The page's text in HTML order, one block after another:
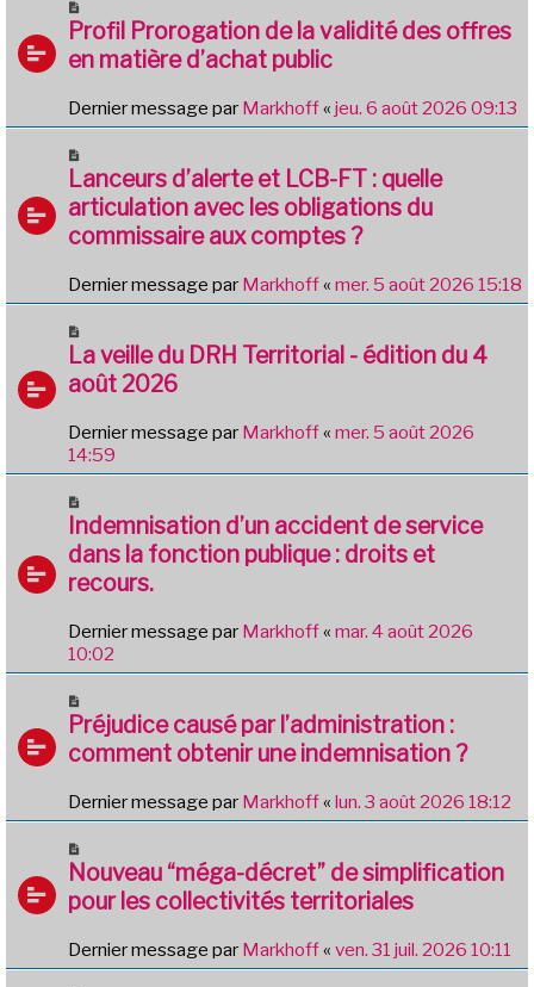
Profil Prorogation de la validité des offres
en matière d’achat public
Dernier message par Markhoff« jeu. 6 août 2026 09:13
Lanceurs d’alerte et LCB-FT : quelle
articulation avec les obligations du
commissaire aux comptes ?
Dernier message par Markhoff« mer. 5 août 2026 15:18
La veille du DRH Territorial - édition du 4
août 2026
Dernier message par Markhoff« mer. 5 août 2026
14:59
Indemnisation d’un accident de service
dans la fonction publique : droits et
recours.
Dernier message par Markhoff« mar. 4 août 2026
10:02
Préjudice causé par l’administration :
comment obtenir une indemnisation ?
Dernier message par Markhoff« lun. 3 août 2026 18:12
Nouveau “méga-décret” de simplification
pour les collectivités territoriales
Dernier message par Markhoff« ven. 31 juil. 2026 10:11